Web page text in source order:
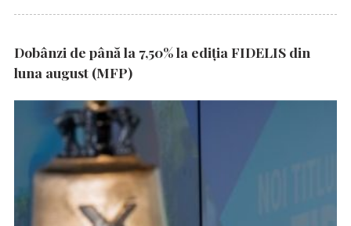
Dobânzi de până la 7,50% la ediția FIDELIS din
luna august (MFP)